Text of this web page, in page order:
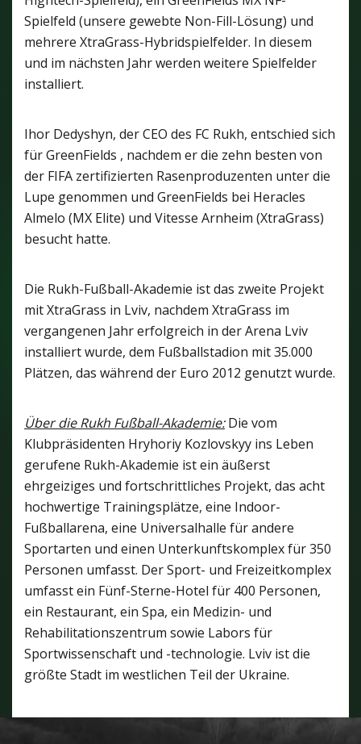
Spielfeld (unsere gewebte Non-Fill-Lösung) und
mehrere XtraGrass-Hybridspielfelder. In diesem
und im nächsten Jahr werden weitere Spielfelder
installiert.
Ihor Dedyshyn, der CEO des FC Rukh, entschied sich
für GreenFields , nachdem er die zehn besten von
der FIFA zertifizierten Rasenproduzenten unter die
Lupe genommen und GreenFields bei Heracles
Almelo (MX Elite) und Vitesse Arnheim (XtraGrass)
besucht hatte.
Die Rukh-Fußball-Akademie ist das zweite Projekt
mit XtraGrass in Lviv, nachdem XtraGrass im
vergangenen Jahr erfolgreich in der Arena Lviv
installiert wurde, dem Fußballstadion mit 35.000
Plätzen, das während der Euro 2012 genutzt wurde.
Über die Rukh Fußball-Akademie:Die vom
Klubpräsidenten Hryhoriy Kozlovskyy ins Leben
gerufene Rukh-Akademie ist ein äußerst
ehrgeiziges und fortschrittliches Projekt, das acht
hochwertige Trainingsplätze, eine Indoor-
Fußballarena, eine Universalhalle für andere
Sportarten und einen Unterkunftskomplex für 350
Personen umfasst. Der Sport- und Freizeitkomplex
umfasst ein Fünf-Sterne-Hotel für 400 Personen,
ein Restaurant, ein Spa, ein Medizin- und
Rehabilitationszentrum sowie Labors für
Sportwissenschaft und -technologie. Lviv ist die
größte Stadt im westlichen Teil der Ukraine.